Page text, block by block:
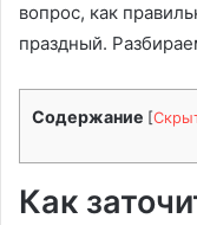
вопрос, как
праздный.
Содержание [
Как